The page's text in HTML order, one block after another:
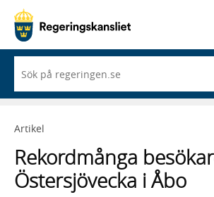
du
börjar
skriva
framträder
lista
med
sökförslag
Artikel
Rekordmånga
Östersjövecka i Åbo